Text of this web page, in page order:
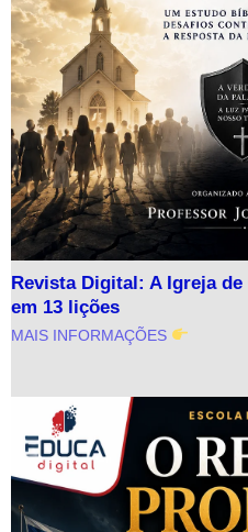
Revista Digital: A Igreja
em 13 lições
MAIS INFORMAÇÕES